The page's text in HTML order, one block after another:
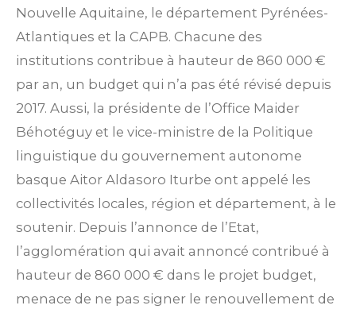
Nouvelle Aquitaine, le département Pyrénées-
Atlantiques et la CAPB. Chacune des
institutions contribue à hauteur de 860 000 €
par an, un budget qui n’a pas été révisé depuis
2017. Aussi, la présidente de l’Office Maider
Béhotéguy et le vice-ministre de la Politique
linguistique du gouvernement autonome
basque Aitor Aldasoro Iturbe ont appelé les
collectivités locales, région et département, à le
soutenir. Depuis l’annonce de l’Etat,
l’agglomération qui avait annoncé contribué à
hauteur de 860 000 € dans le projet budget,
menace de ne pas signer le renouvellement de